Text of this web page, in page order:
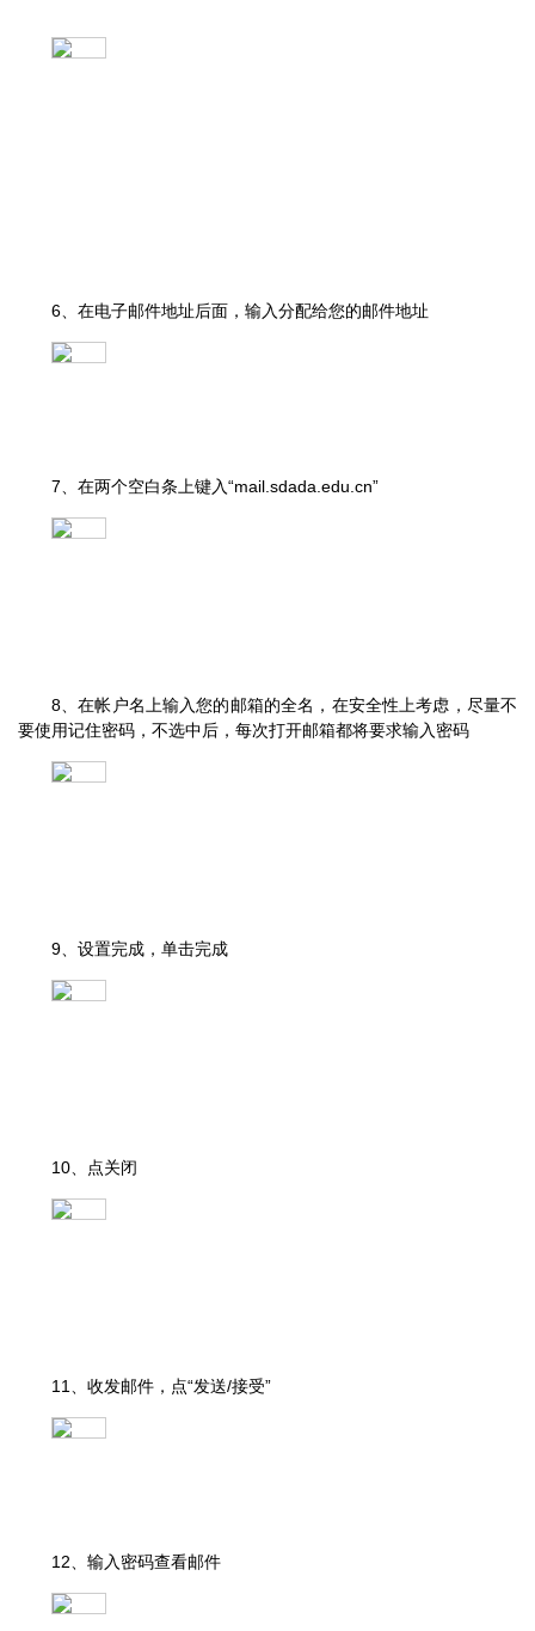
6、在电子邮件地址后面，输入分配给您的邮件地址
7、在两个空白条上键入“mail.sdada.edu.cn”
8、在帐户名上输入您的邮箱的全名，在安全性上考虑，尽量不
要使用记住密码，不选中后，每次打开邮箱都将要求输入密码
9、设置完成，单击完成
10、点关闭
11、收发邮件，点“发送/接受”
12、输入密码查看邮件